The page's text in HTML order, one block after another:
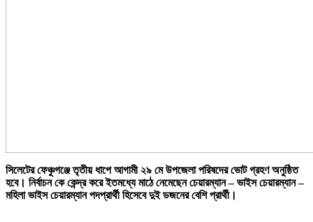
সিলেটের ফেঞ্চুগঞ্জে তৃতীয় ধাপে আগামী ২৯ মে উপজেলা পরিষদের ভোট গ্রহণ অনুষ্ঠিত
হবে। নির্বাচন কে কেন্দ্র করে ইতমধ্যে মাঠে নেমেছেন চেয়ারম্যান – ভাইস চেয়ারম্যান –
মহিলা ভাইস চেয়ারম্যান পদপ্রার্থী হিসেবে দুই ডজনের বেশি প্রার্থী।